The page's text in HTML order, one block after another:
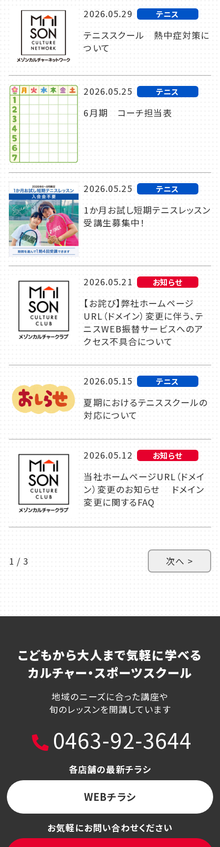
2026.05.29 テニス
テニススクール 熱中症対策に
ついて
2026.05.25 テニス
6月期 コーチ担当表
2026.05.25 テニス
1か月お試し短期テニスレッスン
受講生募集中！
2026.05.21 お知らせ
【お詫び】弊社ホームページ
URL（ドメイン）変更に伴う、テ
ニスWEB振替サービスへのア
クセス不具合について
2026.05.15 テニス
夏期におけるテニススクールの
対応について
2026.05.12 お知らせ
当社ホームページURL（ドメイ
ン）変更のお知らせ ドメイン
変更に関するFAQ
1 / 3 次へ >
こどもから大人まで気軽に学べる
カルチャー・スポーツスクール
地域のニーズに合った講座や
旬のレッスンを開講しています
0463-92-3644
各店舗の最新チラシ
WEBチラシ
お気軽にお問い合わせください